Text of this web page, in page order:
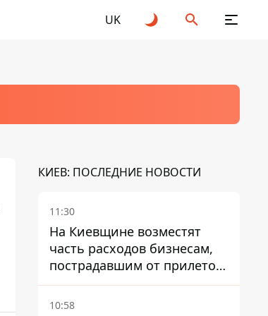
UK
КИЕВ: ПОСЛЕДНИЕ НОВОСТИ
11:30
На Киевщине возместят
часть расходов бизнесам,
пострадавшим от прилетов
ракет
10:58